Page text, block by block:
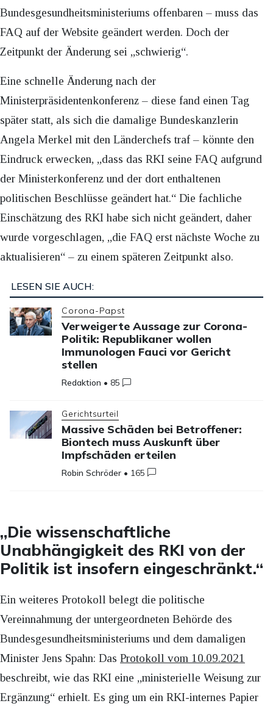
Bundesgesundheitsministeriums offenbaren – muss das
FAQ auf der Website geändert werden. Doch der
Zeitpunkt der Änderung sei „schwierig“.
Eine schnelle Änderung nach der
Ministerpräsidentenkonferenz – diese fand einen Tag
später statt, als sich die damalige Bundeskanzlerin
Angela Merkel mit den Länderchefs traf – könnte den
Eindruck erwecken, „dass das RKI seine FAQ aufgrund
der Ministerkonferenz und der dort enthaltenen
politischen Beschlüsse geändert hat.“ Die fachliche
Einschätzung des RKI habe sich nicht geändert, daher
wurde vorgeschlagen, „die FAQ erst nächste Woche zu
aktualisieren“ – zu einem späteren Zeitpunkt also.
LESEN SIE AUCH:
Corona-Papst
Verweigerte Aussage zur Corona-
Politik: Republikaner wollen
Immunologen Fauci vor Gericht
stellen
Redaktion • 85
Gerichtsurteil
Massive Schäden bei Betroffener:
Biontech muss Auskunft über
Impfschäden erteilen
Robin Schröder • 165
„Die wissenschaftliche
Unabhängigkeit des RKI von der
Politik ist insofern eingeschränkt.“
Ein weiteres Protokoll belegt die politische
Vereinnahmung der untergeordneten Behörde des
Bundesgesundheitsministeriums und dem damaligen
Minister Jens Spahn: Das Protokoll vom 10.09.2021
beschreibt, wie das RKI eine „ministerielle Weisung zur
Ergänzung“ erhielt. Es ging um ein RKI-internes Papier